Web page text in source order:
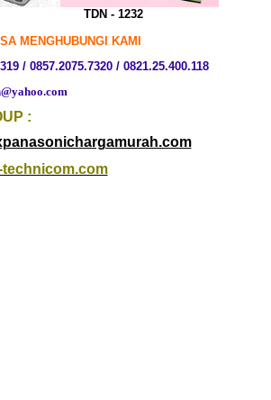
TDN - 1232
MENGHUBUNGI KAMI
/ 0857.2075.7320 / 0821.25.400.118
:
technicom.com